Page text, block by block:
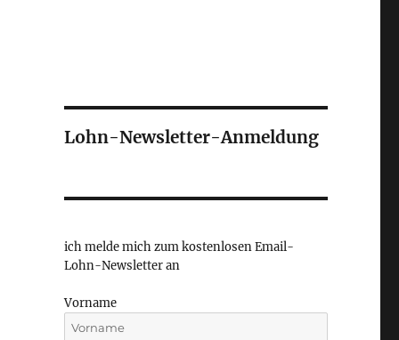
Lohn-Newsletter-Anmeldung
ich melde mich zum kostenlosen Email-
Lohn-Newsletter an
Vorname